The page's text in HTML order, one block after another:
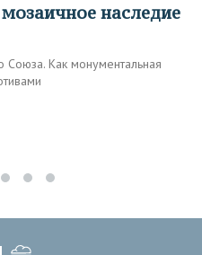
Союза. Как монументальная